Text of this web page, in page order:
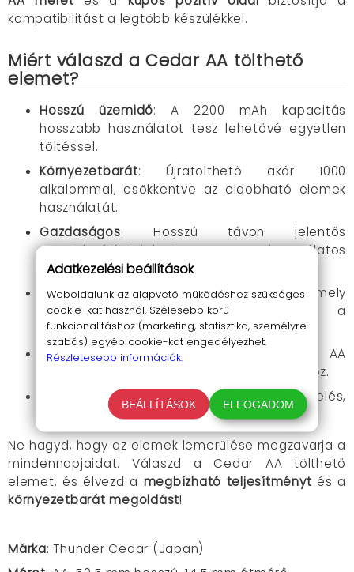
kompatibilitást a legtöbb készülékkel.
Miért válaszd a Cedar AA tölthető
elemet?
Hosszú üzemidő:A 2200 mAh kapacitás
hosszabb használatot tesz lehetővé egyetlen
töltéssel.
Környezetbarát: Újratölthető akár 1000
alkalommal, csökkentve az eldobható elemek
használatát.
Gazdaságos:Hosszú távon jelentős
megtakarítást jelent az egyszer használatos
elemekhez képest.
Prémium minőség:Japán gyártás, amely
garantálja a megbízhatóságot és a
tartósságot.
Széleskörű kompatibilitás
Szabványos AA
méret, amely illeszkedik a legtöbb eszközhöz.
Kényelmes csomagolás
:4 darabos kiszerelés,
hogy mindig legyen kéznél tartalék.
Ne hagyd, hogy az elemek lemerülése megzavarja a
mindennapjaidat. Válaszd a Cedar AA tölthető
elemet, és élvezd a megbízható teljesítményt és a
környezetbarát megoldást!
Márka: Thunder Cedar (Japan)
Adatkezelési beállítások
Weboldalunk az alapvető működéshez szükséges
cookie-kat használ. Szélesebb körű
funkcionalitáshoz (marketing, statisztika, személyre
szabás) egyéb cookie-kat engedélyezhet.
Részletesebb információk.
BEÁLLÍTÁSOK ELFOGADOM